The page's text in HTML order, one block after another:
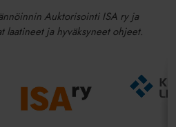
Auktorisointi ISA ry ja
laatineet ja hyväksyneet ohjeet.